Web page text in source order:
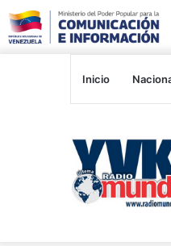
Inicio